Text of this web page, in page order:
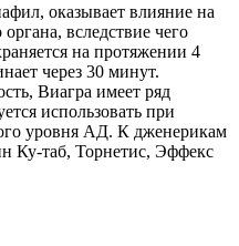
оказывает влияние на
вследствие чего
на протяжении 4
через 30 минут.
Виагра имеет ряд
использовать при
уровня АД. К дженерикам
Ку-таб, Торнетис, Эффекс